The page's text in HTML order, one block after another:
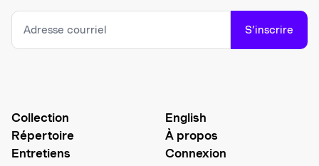
S’inscrire
Collection
Répertoire
Entretiens
English
À propos
Connexion